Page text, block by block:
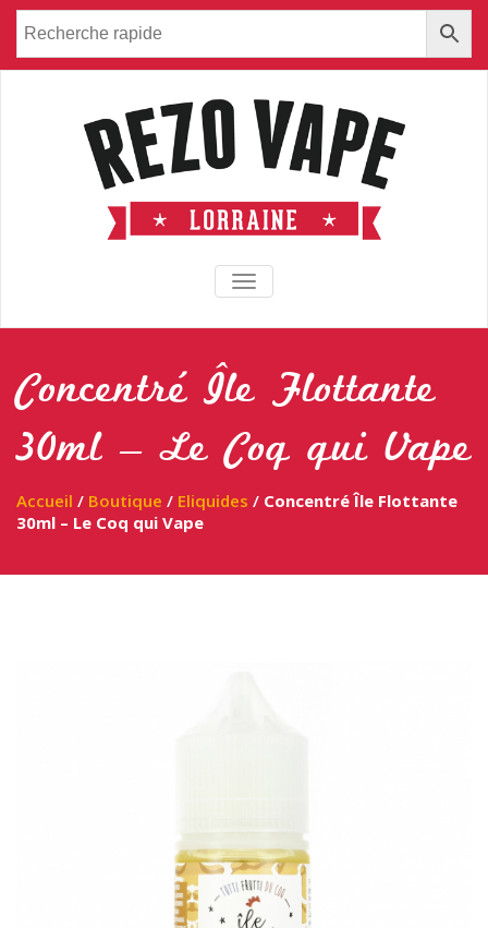
TOGGLE NAVIGATION
Concentré Île Flottante
30ml – Le Coq qui Vape
Accueil / Boutique / Eliquides / Concentré Île Flottante
30ml – Le Coq qui Vape